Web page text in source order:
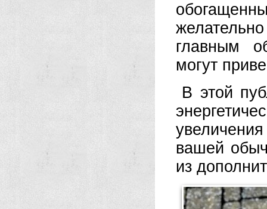
главным
могут
В этой
вашей
из